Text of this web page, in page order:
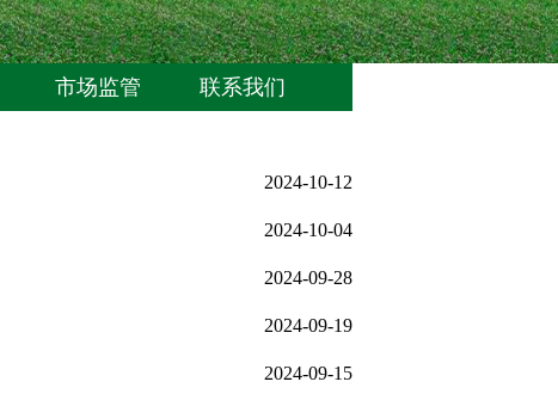
市场监管 联系我们
2024-10-12
2024-10-04
2024-09-28
2024-09-19
2024-09-15